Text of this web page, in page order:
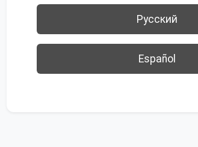
Русский
Español